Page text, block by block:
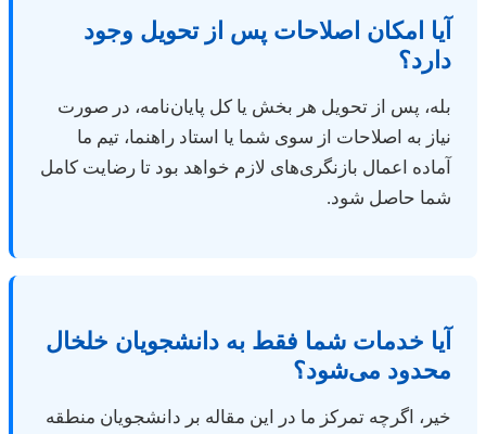
آیا امکان اصلاحات پس از تحویل وجود
دارد؟
بله، پس از تحویل هر بخش یا کل پایان‌نامه، در صورت
نیاز به اصلاحات از سوی شما یا استاد راهنما، تیم ما
آماده اعمال بازنگری‌های لازم خواهد بود تا رضایت کامل
شما حاصل شود.
آیا خدمات شما فقط به دانشجویان خلخال
محدود می‌شود؟
خیر، اگرچه تمرکز ما در این مقاله بر دانشجویان منطقه